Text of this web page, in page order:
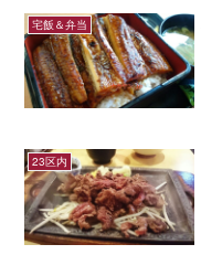
宅飯＆弁当
23区内